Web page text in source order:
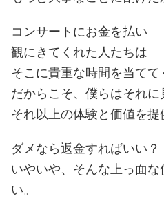
コンサートにお金を払い
観にきてくれた人たちは
そこに貴重な時間を当てて
だからこそ、僕らはそれ
それ以上の体験と価値を提
ダメなら返金すればいい？
いやいや、そんな上っ面
い。